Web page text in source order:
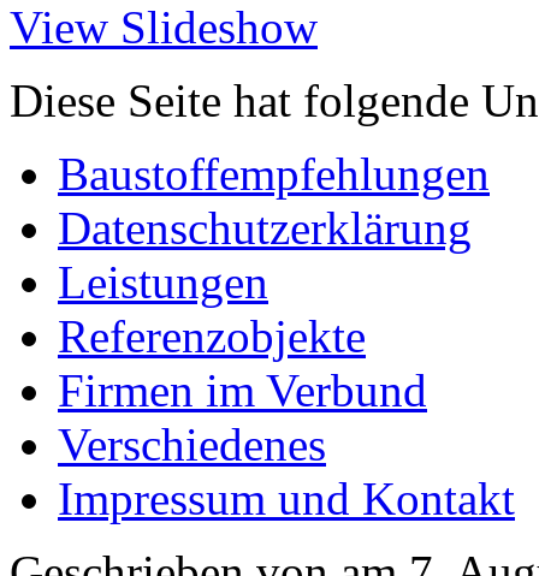
View Slideshow
Diese Seite hat folgende
Baustoffempfehlungen
Datenschutzerklärung
Leistungen
Referenzobjekte
Firmen im Verbund
Verschiedenes
Impressum und Kontakt